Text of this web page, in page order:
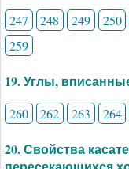
247 248 249 250
259
19. Углы,
260 262 263 264
20. Свойства